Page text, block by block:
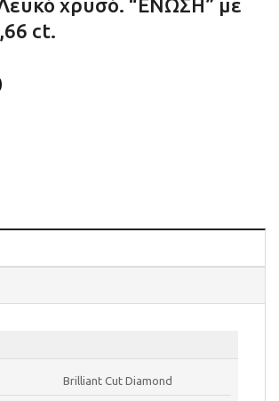
χρυσό. “ΕΝΩΣΗ” με
ct.
Brilliant Cut Diamond